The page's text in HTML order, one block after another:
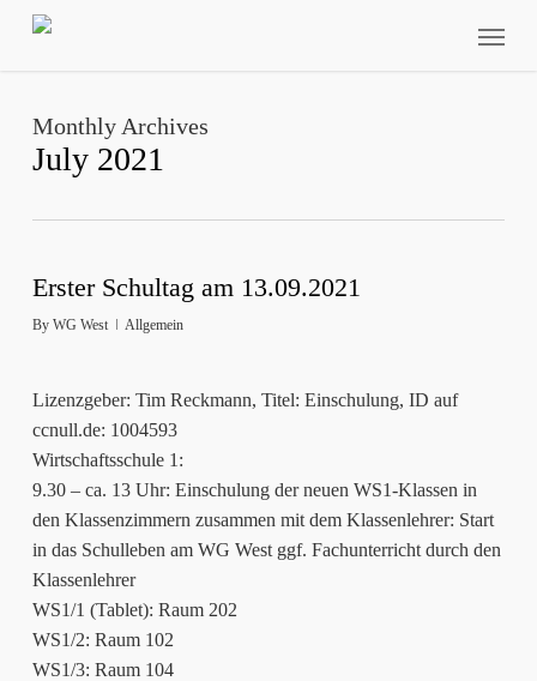
Skip
Monthly Archives
July 2021
Erster Schultag am 13.09.2021
By WG West Allgemein
Lizenzgeber: Tim Reckmann, Titel: Einschulung, ID auf
ccnull.de: 1004593
Wirtschaftsschule 1:
9.30 – ca. 13 Uhr: Einschulung der neuen WS1-Klassen in
den Klassenzimmern zusammen mit dem Klassenlehrer: Start
in das Schulleben am WG West ggf. Fachunterricht durch den
Klassenlehrer
WS1/1 (Tablet): Raum 202
WS1/2: Raum 102
WS1/3: Raum 104